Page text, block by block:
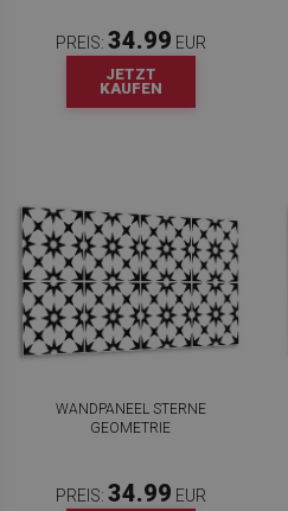
PREIS: 34.99 EUR
JETZT
KAUFEN
WANDPANEEL STERNE
GEOMETRIE
PREIS: 34.99 EUR